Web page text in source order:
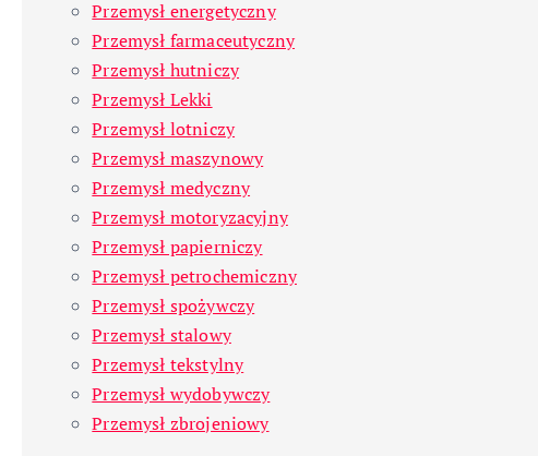
Przemysł energetyczny
Przemysł farmaceutyczny
Przemysł hutniczy
Przemysł Lekki
Przemysł lotniczy
Przemysł maszynowy
Przemysł medyczny
Przemysł motoryzacyjny
Przemysł papierniczy
Przemysł petrochemiczny
Przemysł spożywczy
Przemysł stalowy
Przemysł tekstylny
Przemysł wydobywczy
Przemysł zbrojeniowy